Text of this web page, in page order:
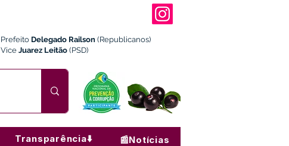
Prefeito Delegado Railson (Republicanos)
Vice Juarez Leitão (PSD)
Transparência⬇️ 📰Notícias